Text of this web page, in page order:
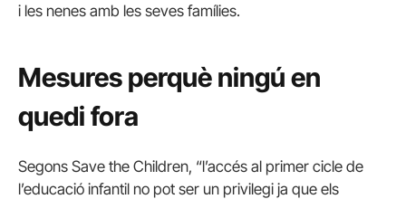
i les nenes amb les seves famílies.
Mesures perquè ningú en
quedi fora
Segons Save the Children, “l’accés al primer cicle de
l’educació infantil no pot ser un privilegi ja que els